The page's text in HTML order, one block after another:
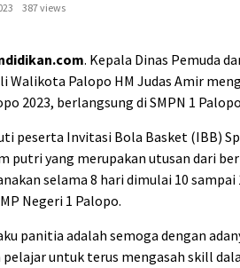
387 views
. Kepala Dinas Pemuda
Walikota Palopo HM Judas Amir
2023, berlangsung di SMPN 1
peserta Invitasi Bola Basket (IBB)
putri yang merupakan utusan dari
selama 8 hari dimulai 10
Negeri 1 Palopo.
panitia adalah semoga dengan
untuk terus mengasah skill